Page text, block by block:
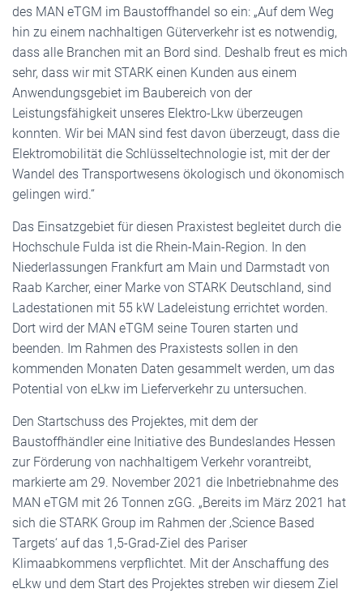
des MAN eTGM im Baustoffhandel so ein: „Auf dem Weg
hin zu einem nachhaltigen Güterverkehr ist es notwendig,
dass alle Branchen mit an Bord sind. Deshalb freut es mich
sehr, dass wir mit STARK einen Kunden aus einem
Anwendungsgebiet im Baubereich von der
Leistungsfähigkeit unseres Elektro-Lkw überzeugen
konnten. Wir bei MAN sind fest davon überzeugt, dass die
Elektromobilität die Schlüsseltechnologie ist, mit der der
Wandel des Transportwesens ökologisch und ökonomisch
gelingen wird.“
Das Einsatzgebiet für diesen Praxistest begleitet durch die
Hochschule Fulda ist die Rhein-Main-Region. In den
Niederlassungen Frankfurt am Main und Darmstadt von
Raab Karcher, einer Marke von STARK Deutschland, sind
Ladestationen mit 55 kW Ladeleistung errichtet worden.
Dort wird der MAN eTGM seine Touren starten und
beenden. Im Rahmen des Praxistests sollen in den
kommenden Monaten Daten gesammelt werden, um das
Potential von eLkw im Lieferverkehr zu untersuchen.
Den Startschuss des Projektes, mit dem der
Baustoffhändler eine Initiative des Bundeslandes Hessen
zur Förderung von nachhaltigem Verkehr vorantreibt,
markierte am 29. November 2021 die Inbetriebnahme des
MAN eTGM mit 26 Tonnen zGG. „Bereits im März 2021 hat
sich die STARK Group im Rahmen der ‚Science Based
Targets‘ auf das 1,5-Grad-Ziel des Pariser
Klimaabkommens verpflichtet. Mit der Anschaffung des
eLkw und dem Start des Projektes streben wir diesem Ziel